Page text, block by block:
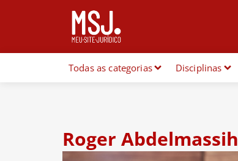
Todas as categorias Disciplinas
Roger Abdelmassih